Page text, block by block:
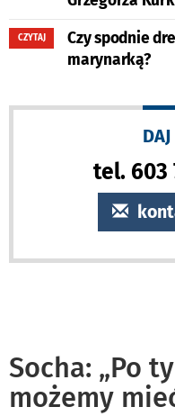
CZYTAJ
Czy spodnie
marynarką?
tel. 603
Socha: „Po
możemy